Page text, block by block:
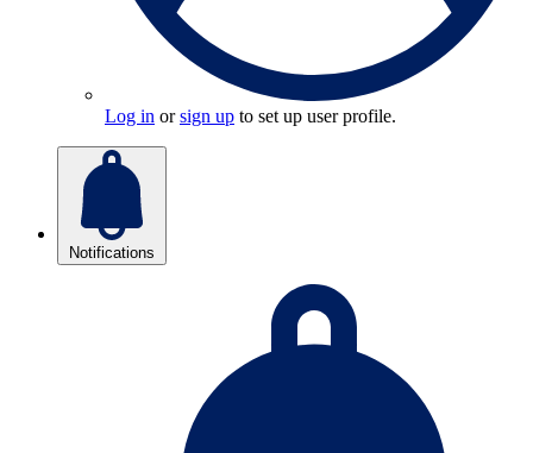
Log in orsign up to set up user profile.
Notifications